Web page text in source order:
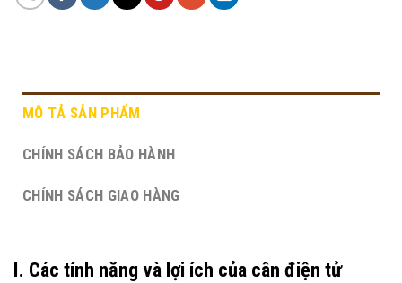
MÔ TẢ SẢN PHẨM
CHÍNH SÁCH BẢO HÀNH
CHÍNH SÁCH GIAO HÀNG
I. Các tính năng và lợi ích của cân điện tử